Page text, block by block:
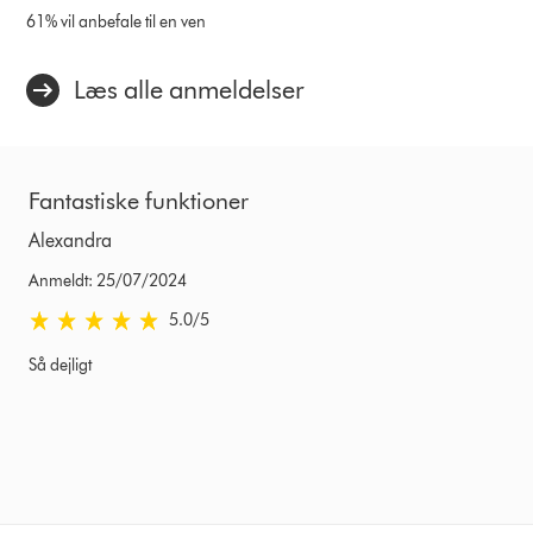
61% vil anbefale til en ven
Læs alle anmeldelser
Fantastiske funktioner
Alexandra
Anmeldt: 25/07/2024
5.0 stjerner af 5 fra Anmeldt: 25/07/2024 Ratings
5.0/5
Så dejligt